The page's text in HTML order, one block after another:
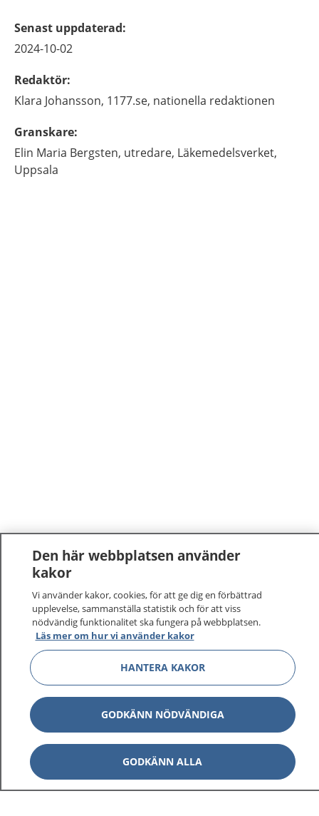
Senast uppdaterad:
2024-10-02
Redaktör:
Klara Johansson, 1177.se, nationella redaktionen
Granskare:
Elin Maria Bergsten, utredare, Läkemedelsverket,
Uppsala
1177–tryggt om din hälsa och vård
På 1177.se får du råd om hälsa och information om
sjukdomar och vilka mottagningar du kan kontakta.
Logga in för att läsa din journal och göra dina
vårdärenden. Ring telefonnummer 1177 för
sjukvårdsrådgivning dygnet runt.
1177 ger dig råd när du vill må bättre.
Den här webbplatsen använder
kakor
Vi använder kakor, cookies, för att ge dig en förbättrad
upplevelse, sammanställa statistik och för att viss
nödvändig funktionalitet ska fungera på webbplatsen.
Läs mer om hur vi använder kakor
HANTERA KAKOR
GODKÄNN NÖDVÄNDIGA
GODKÄNN ALLA